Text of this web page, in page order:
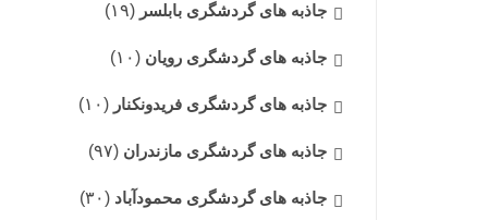
جاذبه های گردشگری بابلسر (۱۹)
جاذبه های گردشگری رویان (۱۰)
جاذبه های گردشگری فریدونکنار (۱۰)
جاذبه های گردشگری مازندران (۹۷)
جاذبه های گردشگری محمودآباد (۳۰)